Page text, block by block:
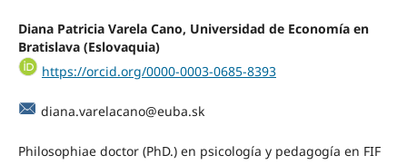
Diana Patricia Varela Cano, Universidad de Economía en
Bratislava (Eslovaquia)
https://orcid.org/0000-0003-0685-8393
diana.varelacano@euba.sk
Philosophiae doctor (PhD.) en psicología y pedagogía en FIF